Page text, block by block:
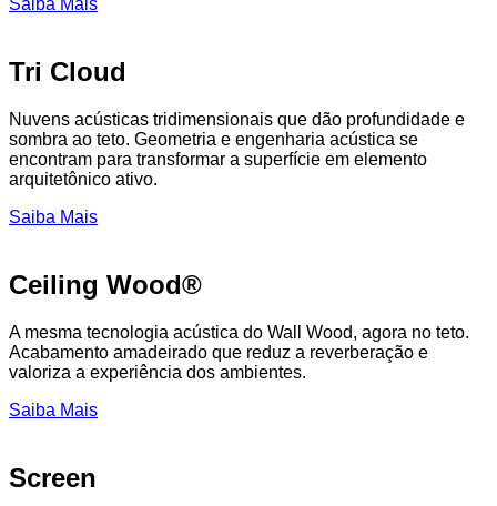
Saiba Mais
Tri Cloud
Nuvens acústicas tridimensionais que dão profundidade e
sombra ao teto. Geometria e engenharia acústica se
encontram para transformar a superfície em elemento
arquitetônico ativo.
Saiba Mais
Ceiling Wood®
A mesma tecnologia acústica do Wall Wood, agora no teto.
Acabamento amadeirado que reduz a reverberação e
valoriza a experiência dos ambientes.
Saiba Mais
Screen